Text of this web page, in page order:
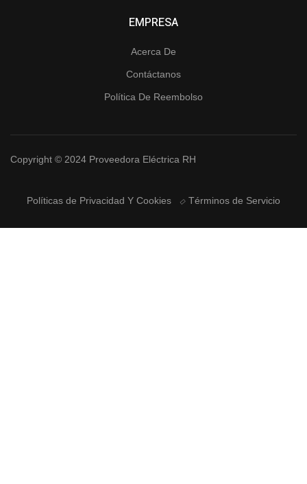
EMPRESA
Acerca De
Contáctanos
Política De Reembolso
Copyright © 2024 Proveedora Eléctrica RH
Políticas de Privacidad Y Cookies Términos de Servicio